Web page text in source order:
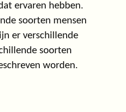
ervaren hebben.
soorten mensen
er verschillende
soorten
worden.